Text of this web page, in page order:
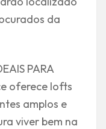
da
PARA
oferece lofts
amplos e
viver bem na